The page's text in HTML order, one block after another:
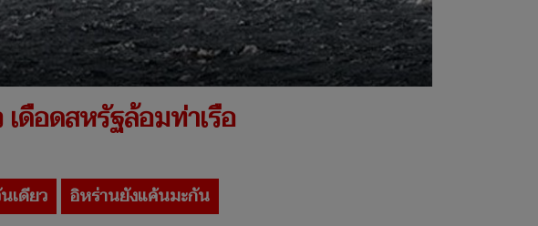
ดือดสหรัฐล้อมท่าเรือ
เดียว อิหร่านยังแค้นมะกัน